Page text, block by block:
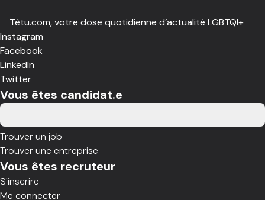
Têtu.com, votre dose quotidienne d’actualité LGBTQI+
Instagram
Facebook
LinkedIn
Twitter
Vous êtes candidat.e
Trouver un job
Trouver une entreprise
Vous êtes recruteur
S'inscrire
Me connecter